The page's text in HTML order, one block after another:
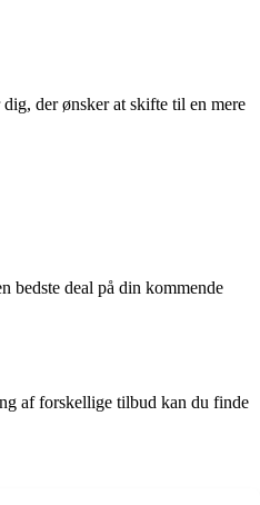
der ønsker at skifte til en mere
bedste deal på din kommende
af forskellige tilbud kan du finde